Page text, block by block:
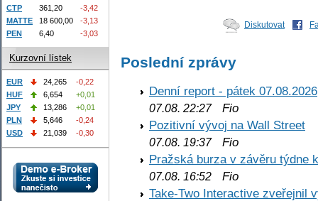
Diskutovat
Poslední zprávy
Denní report - pátek 07.08.2026
07.08. 22:27Fio
Pozitivní vývoj na Wall Street
07.08. 19:37Fio
Pražská burza v závěru týdne
07.08. 16:52 Fio
Take-Two Interactive zveřejnil
CTP
361,20
-3,42
MATTE
18 600,00
-3,13
PEN
6,40 -3,03
Kurzovní lístek
EUR 24,265
-0,22
HUF
6,654
+0,01
JPY
13,286
+0,01
PLN
5,646
-0,24
USD
21,039 -0,30